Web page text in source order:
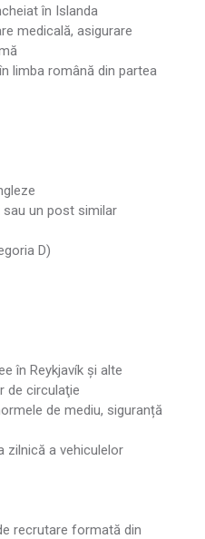
în Islanda
medicală, asigurare
limba română din partea
sau un post similar
D)
în Reykjavík și alte
de circulaţie
de mediu, siguranță
zilnică a vehiculelor
recrutare formată din